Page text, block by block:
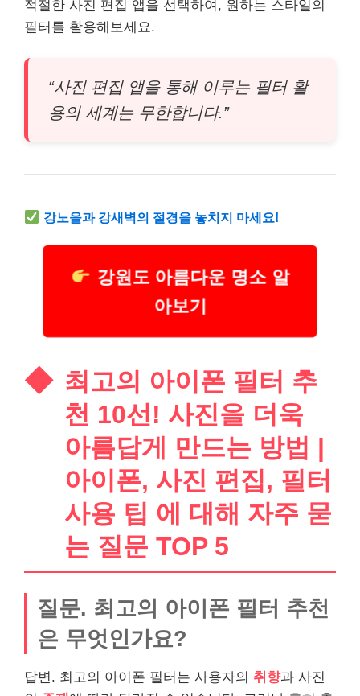
적절한 사진 편집 앱을 선택하여, 원하는 스타일의
필터를 활용해보세요.
“사진 편집 앱을 통해 이루는 필터 활
용의 세계는 무한합니다.”
강노을과 강새벽의 절경을 놓치지 마세요!
강원도 아름다운 명소 알
아보기
최고의 아이폰 필터 추
천 10선! 사진을 더욱
아름답게 만드는 방법 |
아이폰, 사진 편집, 필터
사용 팁 에 대해 자주 묻
는 질문 TOP 5
질문. 최고의 아이폰 필터 추천
은 무엇인가요?
답변. 최고의 아이폰 필터는 사용자의 취향과 사진